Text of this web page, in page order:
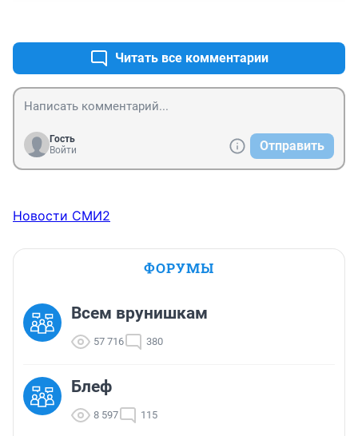
проверку. Хотябы 7 лет попользовалась.
Такие проверки на номера нужно делать до передачи
денег продавцу а не после. После уже ничем не
Читать все комментарии
Гость
Войти
Отправить
Новости СМИ2
ФОРУМЫ
Всем врунишкам
57 716 380
Блеф
8 597 115